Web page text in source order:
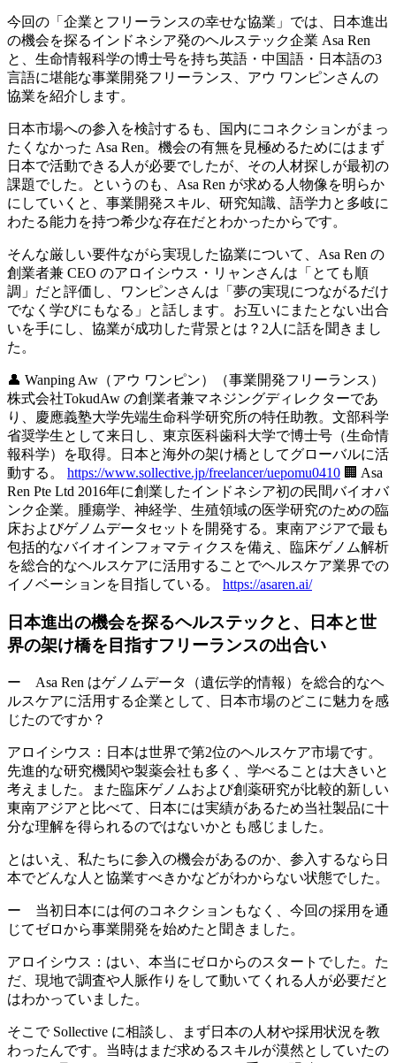
今回の「企業とフリーランスの幸せな協業」では、日本進出
の機会を探るインドネシア発のヘルステック企業 Asa Ren
と、生命情報科学の博士号を持ち英語・中国語・日本語の3
言語に堪能な事業開発フリーランス、アウ ワンピンさんの
協業を紹介します。
日本市場への参入を検討するも、国内にコネクションがまっ
たくなかった Asa Ren。機会の有無を見極めるためにはまず
日本で活動できる人が必要でしたが、その人材探しが最初の
課題でした。というのも、Asa Ren が求める人物像を明らか
にしていくと、事業開発スキル、研究知識、語学力と多岐に
わたる能力を持つ希少な存在だとわかったからです。
そんな厳しい要件ながら実現した協業について、Asa Ren の
創業者兼 CEO のアロイシウス・リャンさんは「とても順
調」だと評価し、ワンピンさんは「夢の実現につながるだけ
でなく学びにもなる」と話します。お互いにまたとない出合
いを手にし、協業が成功した背景とは？2人に話を聞きまし
た。
👤 Wanping Aw（アウ ワンピン）（事業開発フリーランス）
株式会社TokudAw の創業者兼マネジングディレクターであ
り、慶應義塾大学先端生命科学研究所の特任助教。文部科学
省奨学生として来日し、東京医科歯科大学で博士号（生命情
報科学）を取得。日本と海外の架け橋としてグローバルに活
動する。 https://www.sollective.jp/freelancer/uepomu0410 🏢 Asa
Ren Pte Ltd 2016年に創業したインドネシア初の民間バイオバ
ンク企業。腫瘍学、神経学、生殖領域の医学研究のための臨
床およびゲノムデータセットを開発する。東南アジアで最も
包括的なバイオインフォマティクスを備え、臨床ゲノム解析
を総合的なヘルスケアに活用することでヘルスケア業界での
イノベーションを目指している。 https://asaren.ai/
日本進出の機会を探るヘルステックと、日本と世
界の架け橋を目指すフリーランスの出合い
ー Asa Ren はゲノムデータ（遺伝学的情報）を総合的なヘ
ルスケアに活用する企業として、日本市場のどこに魅力を感
じたのですか？
アロイシウス： 日本は世界で第2位のヘルスケア市場です。
先進的な研究機関や製薬会社も多く、学べることは大きいと
考えました。また臨床ゲノムおよび創薬研究が比較的新しい
東南アジアと比べて、日本には実績があるため当社製品に十
分な理解を得られるのではないかとも感じました。
とはいえ、私たちに参入の機会があるのか、参入するなら日
本でどんな人と協業すべきかなどがわからない状態でした。
ー 当初日本には何のコネクションもなく、今回の採用を通
じてゼロから事業開発を始めたと聞きました。
アロイシウス： はい、本当にゼロからのスタートでした。た
だ、現地で調査や人脈作りをして動いてくれる人が必要だと
はわかっていました。
そこで Sollective に相談し、まず日本の人材や採用状況を教
わったんです。当時はまだ求めるスキルが漠然としていたの